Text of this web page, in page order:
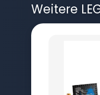
Weitere